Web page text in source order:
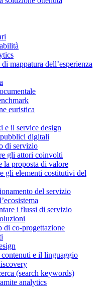
mappatura dell’esperienza
euristica
e il service design
digitali
di servizio
gli attori coinvolti
la proposta di valore
gli elementi costitutivi del
del servizio
i flussi di servizio
di co-progettazione
e il linguaggio
(search keywords)
analytics